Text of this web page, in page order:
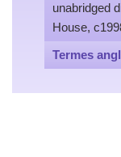
unabridged
House,
Termes